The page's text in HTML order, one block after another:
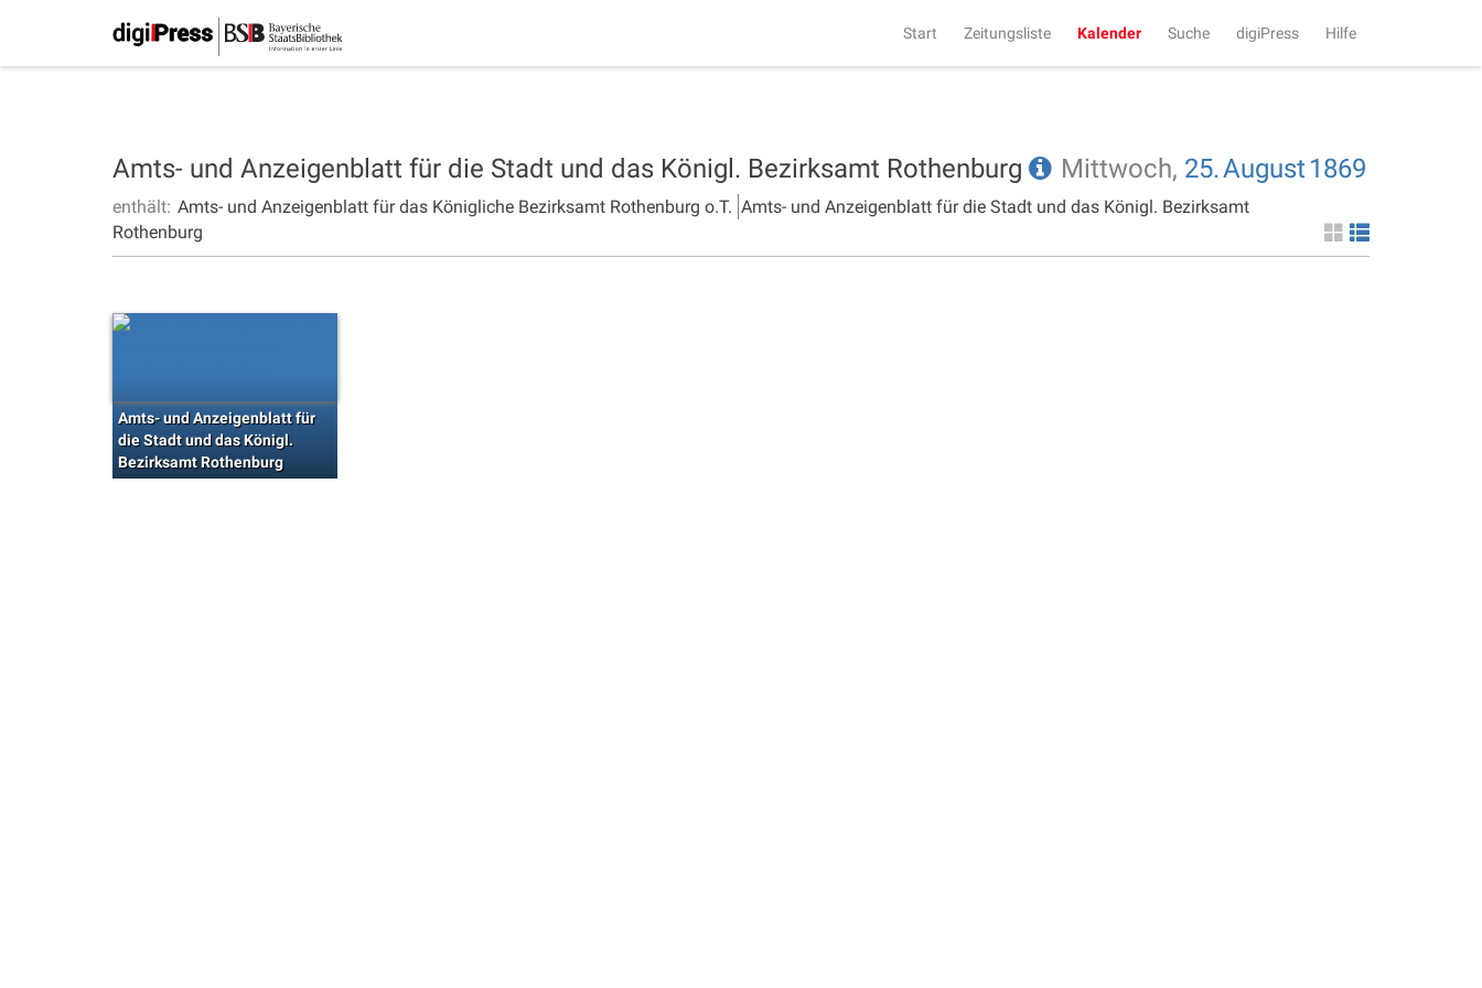
Start Zeitungsliste Kalender Suche digiPress Hilfe
Amts- und Anzeigenblatt für die Stadt und das Königl. Bezirksamt Rothenburg Mittwoch, 25.August 1869
enthält: Amts- und Anzeigenblatt für das Königliche Bezirksamt Rothenburg o.T. Amts- und Anzeigenblatt für die Stadt und das Königl. Bezirksamt
Rothenburg
Amts- und Anzeigenblatt für
die Stadt und das Königl.
Bezirksamt Rothenburg